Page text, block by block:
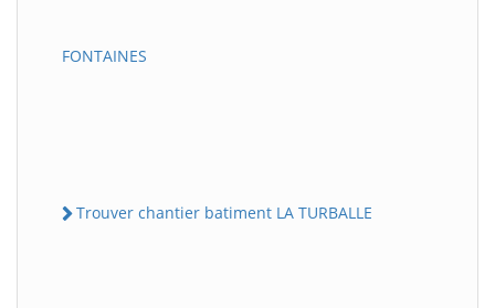
FONTAINES
Trouver chantier batiment LA TURBALLE